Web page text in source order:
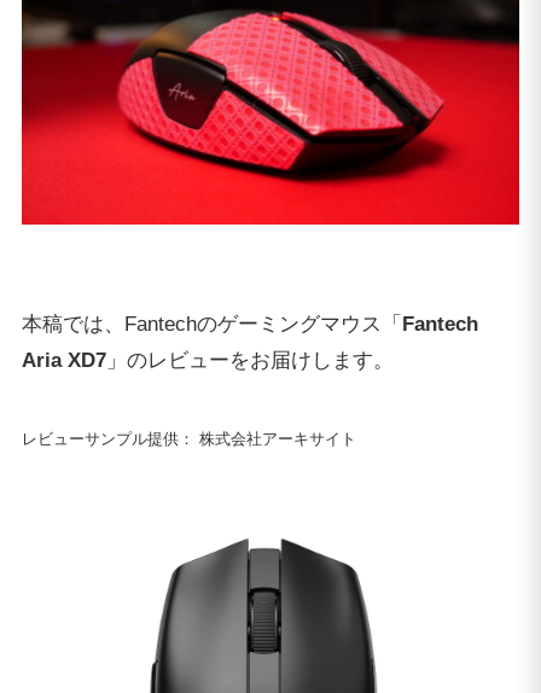
本稿では、Fantechのゲーミングマウス「 Fantech
Aria XD7」のレビューをお届けします。
レビューサンプル提供： 株式会社アーキサイト